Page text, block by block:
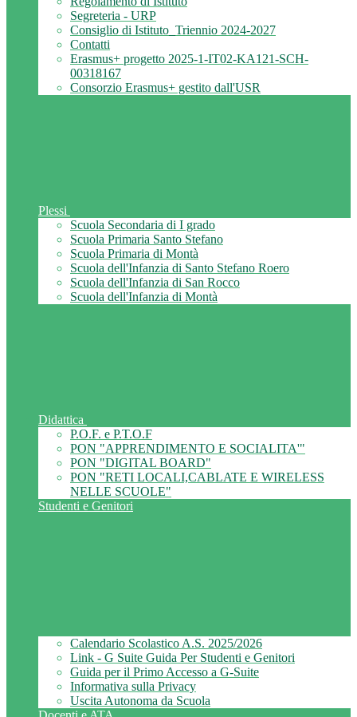
Segreteria - URP
Consiglio di Istituto_Triennio 2024-2027
Contatti
Erasmus+ progetto 2025-1-IT02-KA121-SCH-
00318167
Consorzio Erasmus+ gestito dall'USR
Plessi
Scuola Secondaria di I grado
Scuola Primaria Santo Stefano
Scuola Primaria di Montà
Scuola dell'Infanzia di Santo Stefano Roero
Scuola dell'Infanzia di San Rocco
Scuola dell'Infanzia di Montà
Didattica
P.O.F. e P.T.O.F
PON "APPRENDIMENTO E SOCIALITA'"
PON "DIGITAL BOARD"
PON "RETI LOCALI,CABLATE E WIRELESS
NELLE SCUOLE"
Studenti e Genitori
Calendario Scolastico A.S. 2025/2026
Link - G Suite Guida Per Studenti e Genitori
Guida per il Primo Accesso a G-Suite
Informativa sulla Privacy
Uscita Autonoma da Scuola